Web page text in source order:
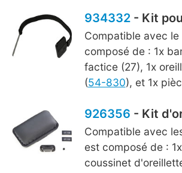
934332- Kit
Compatible avec le
composé de : 1x
factice (27), 1x
(54-830), et 1x
926356 - Kit
Compatible avec
est composé de :
coussinet